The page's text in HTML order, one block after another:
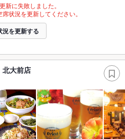
新に失敗しました。
状況を更新してください。
況を更新する
大前店